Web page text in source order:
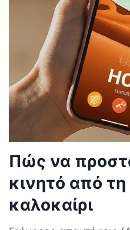
Πώς να
κινητό από
καλοκαίρι